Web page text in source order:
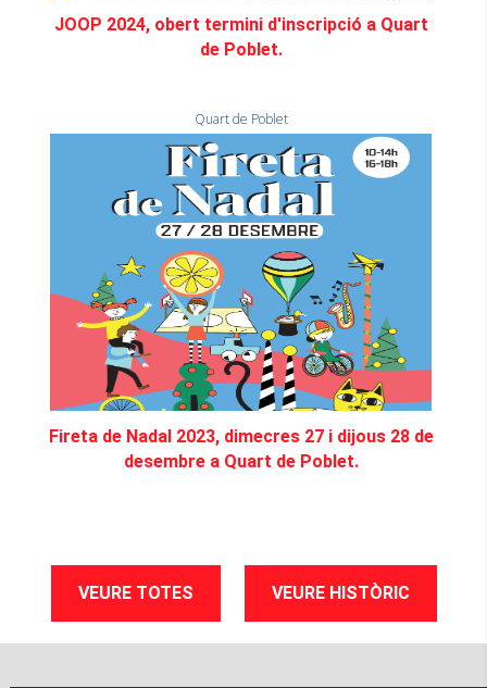
JOOP 2024, obert termini d'inscripció a Quart
de Poblet.
Quart de Poblet
Fireta de Nadal 2023, dimecres 27 i dijous 28 de
desembre a Quart de Poblet.
VEURE TOTES VEURE HISTÒRIC